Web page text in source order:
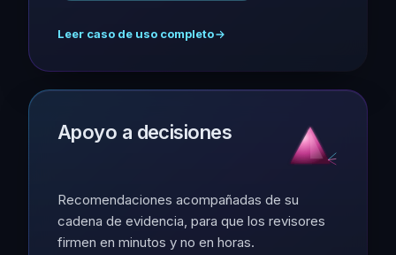
Leer caso de uso completo
Apoyo a decisiones
Recomendaciones acompañadas de su
cadena de evidencia, para que los revisores
firmen en minutos y no en horas.